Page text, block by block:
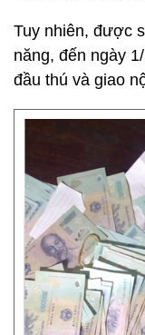
Tuy nhiên, được
năng, đến ngày
đầu thú và giao